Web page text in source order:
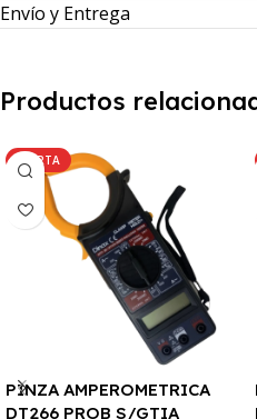
Envío y Entrega
Productos
OFERTA
PINZA AMPEROMETRICA
DT266 PROB S/GTIA